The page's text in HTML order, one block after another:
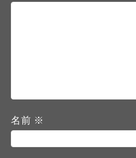
名前 ※